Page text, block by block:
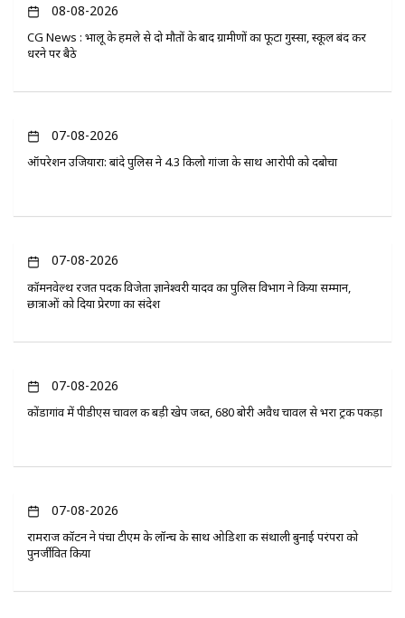
08-08-2026
CG News : भालू के हमले से दो मौतों के बाद ग्रामीणों का फूटा गुस्सा, स्कूल बंद कर
धरने पर बैठे
07-08-2026
ऑपरेशन उजियारा: बांदे पुलिस ने 4.3 किलो गांजा के साथ आरोपी को दबोचा
07-08-2026
कॉमनवेल्थ रजत पदक विजेता ज्ञानेश्वरी यादव का पुलिस विभाग ने किया सम्मान,
छात्राओं को दिया प्रेरणा का संदेश
07-08-2026
कोंडागांव में पीडीएस चावल की बड़ी खेप जब्त, 680 बोरी अवैध चावल से भरा ट्रक पकड़ा
07-08-2026
रामराज कॉटन ने पंचा टीएम के लॉन्च के साथ ओडिशा की संथाली बुनाई परंपरा को
पुनर्जीवित किया